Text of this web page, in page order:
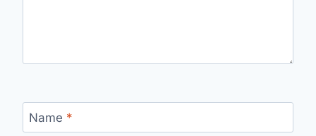
Name *